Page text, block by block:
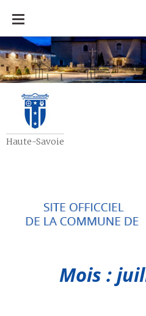
ALLER
CONTENU
Haute-Savoie
Mois :